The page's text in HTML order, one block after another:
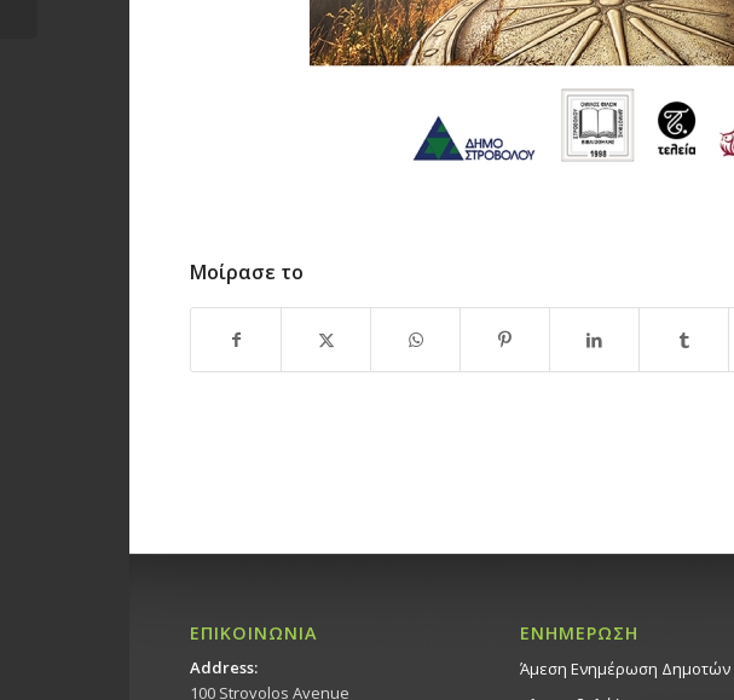
Μοίρασε το
ΕΠΙΚΟΙΝΩΝΙΑ
Address:
100 Strovolos Avenue
ΕΝΗΜΕΡΩΣΗ
Άμεση Ενημέρωση Δημοτών